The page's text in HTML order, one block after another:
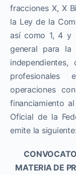
fracciones X, X
la Ley de la
así como 1, 4 y
general para la
operaciones
financiamiento
Oficial de la
emite la siguiente:
MATERIA DE